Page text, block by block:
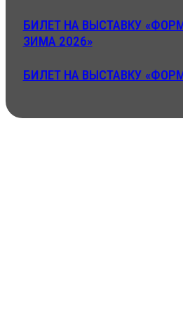
БИЛЕТ НА ВЫСТАВКУ
ЗИМА 2026»
БИЛЕТ НА ВЫСТАВКУ